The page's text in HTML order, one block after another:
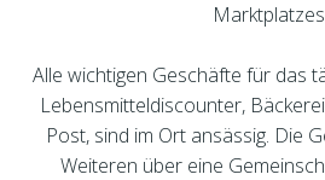
Alle wichtigen Geschäfte für das
Lebensmitteldiscounter,
Post, sind im Ort ansässig. Die
Weiteren über eine